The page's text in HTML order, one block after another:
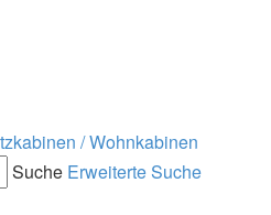
/ Wohnkabinen
Suche Erweiterte Suche